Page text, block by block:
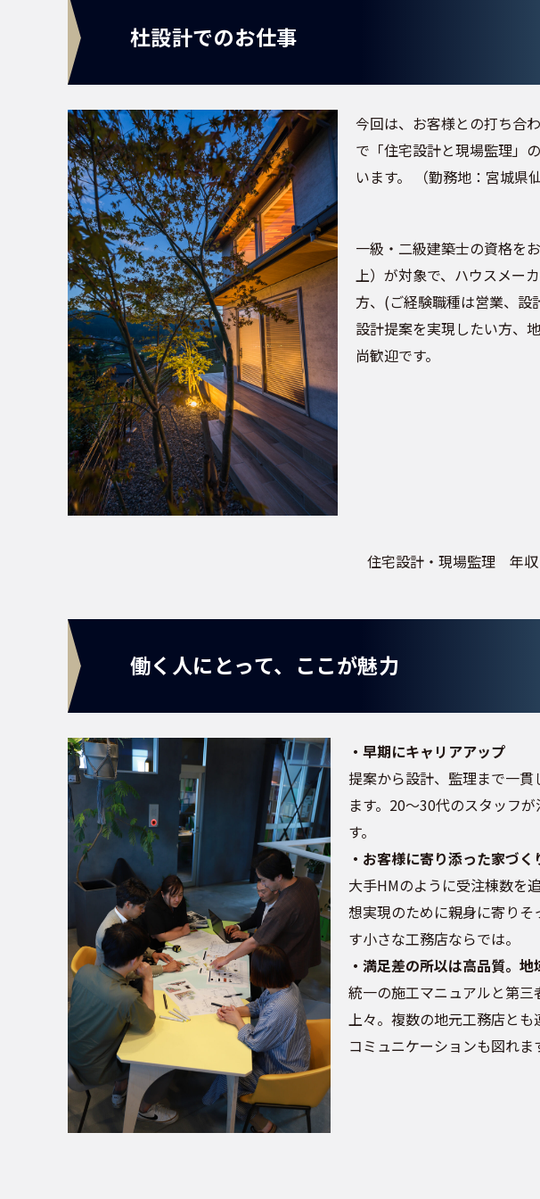
杜設計でのお仕事
今回は、お客様との打ち合
で「住宅設計と現場監理」
います。 （勤務地：宮城県
一級・二級建築士の資格を
上）が対象で、ハウスメー
方、(ご経験職種は営業、設
設計提案を実現したい方、
尚歓迎です。
住宅設計・現場監理 年収：350万
働く人にとって、ここが魅力
・早期にキャリアアップ
提案から設計、監理まで一
ます。20～30代のスタッフ
す。
・お客様に寄り添った家づく
大手HMのように受注棟数を
想実現のために親身に寄り
す小さな工務店ならでは。
・満足差の所以は高品質。
統一の施工マニュアルと第
上々。複数の地元工務店と
コミュニケーションも図れま